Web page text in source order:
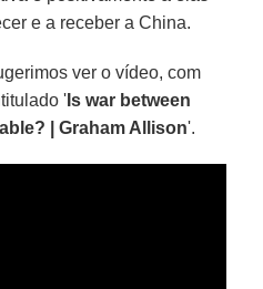
e a receber a China.
ver o vídeo, com
' Is war between
| Graham Allison'.